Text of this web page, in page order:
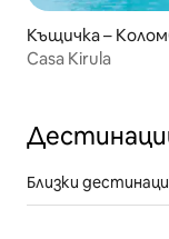
Къщичка –
Casa Kirula
Близки